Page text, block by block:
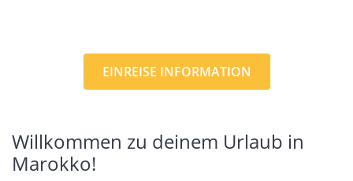
EINREISE INFORMATION
Willkommen zu deinem Urlaub in
Marokko!